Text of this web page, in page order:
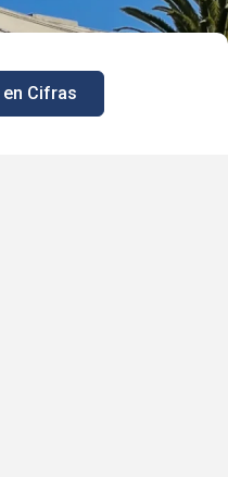
en Cifras